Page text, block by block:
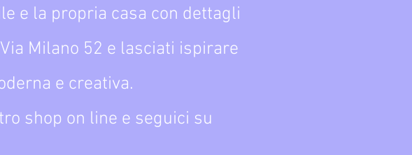
e la propria casa con dettagli
Milano 52 e lasciati ispirare
e creativa.
shop on line e seguici su